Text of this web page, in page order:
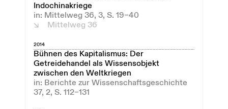
Indochinakriege
in: Mittelweg 36, 3, S. 19–40
Mittelweg 36
2014
Bühnen des Kapitalismus: Der
Getreidehandel als Wissensobjekt
zwischen den Weltkriegen
in: Berichte zur Wissenschaftsgeschichte
37, 2, S. 112–131